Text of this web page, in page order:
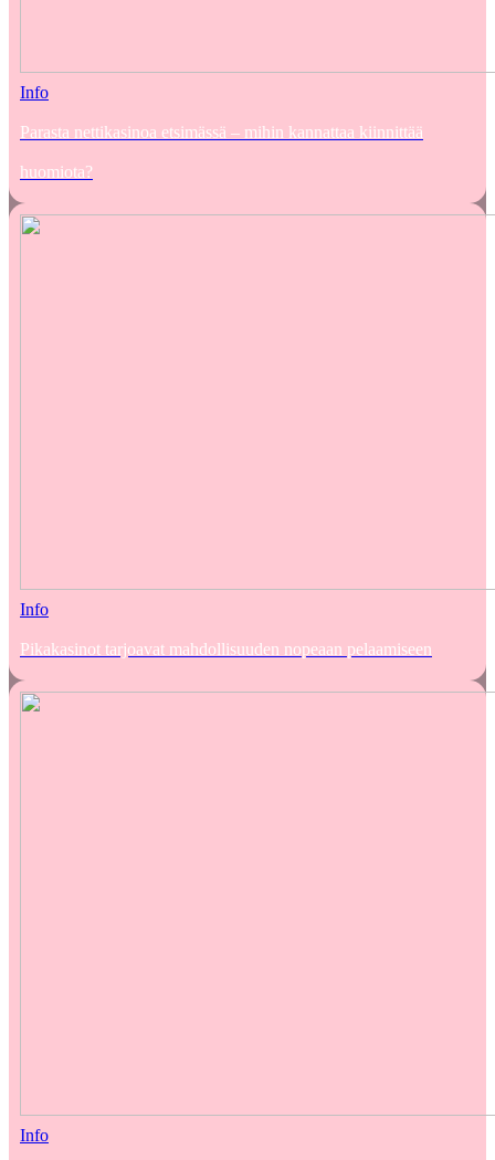
Info
Parasta nettikasinoa etsimässä – mihin kannattaa kiinnittää
huomiota?
Info
Pikakasinot tarjoavat mahdollisuuden nopeaan pelaamiseen
Info